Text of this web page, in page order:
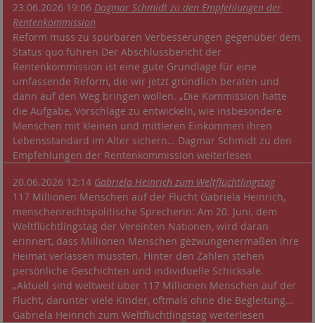
23.06.2026 19:06Dagmar Schmidt zu den Empfehlungen der
Rentenkommission
Reform muss zu spürbaren Verbesserungen gegenüber dem
Status quo führen Der Abschlussbericht der
Rentenkommission ist eine gute Grundlage für eine
umfassende Reform, die wir jetzt gründlich beraten und
dann auf den Weg bringen wollen. „Die Kommission hatte
die Aufgabe, Vorschläge zu entwickeln, wie insbesondere
Menschen mit kleinen und mittleren Einkommen ihren
Lebensstandard im Alter sichern… Dagmar Schmidt zu den
Empfehlungen der Rentenkommission weiterlesen
20.06.2026 12:14 Gabriela Heinrich zum Weltflüchtlingstag
117 Millionen Menschen auf der Flucht Gabriela Heinrich,
menschenrechtspolitische Sprecherin: Am 20. Juni, dem
Weltflüchtlingstag der Vereinten Nationen, wird daran
erinnert, dass Millionen Menschen gezwungenermaßen ihre
Heimat verlassen mussten. Hinter den Zahlen stehen
persönliche Geschichten und individuelle Schicksale.
„Aktuell sind weltweit über 117 Millionen Menschen auf der
Flucht, darunter viele Kinder, oftmals ohne die Begleitung…
Gabriela Heinrich zum Weltflüchtlingstag weiterlesen